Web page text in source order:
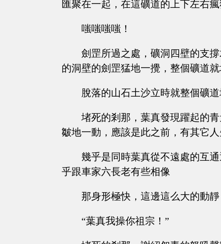
匯聚在一起，在這礦道的上下左右
嗤嗤嗤嗤！
劍罡所過之處，礦洞四壁的支
的洞壁的劍罡猛地一攪，整個礦道
脫落的山石土沙立時就整個礦
堵死的剎那，葉真發現躍起的
皺地一動，應該是此之前，有其它
幾乎是同時葉真從不遠處的互
乎跟車家六長老有些相像
那身形極快，這邊這么大的動
“葉真我操你祖宗！”